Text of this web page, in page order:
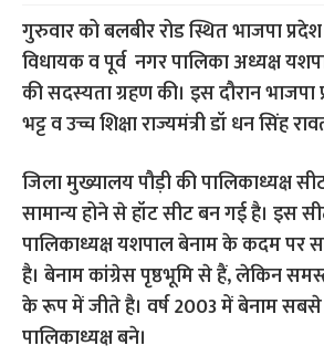
गुरुवार को बलबीर रोड स्थित भाजपा
विधायक व पूर्व नगर पालिका अध्यक्ष
की सदस्यता ग्रहण की। इस दौरान
भट्ट व उच्च शिक्षा राज्यमंत्री डॉ धन सिंह
जिला मुख्यालय पौड़ी की पालिकाध्यक्ष
सामान्य होने से हॉट सीट बन गई है। इस
पालिकाध्यक्ष यशपाल बेनाम के कदम पर
है। बेनाम कांग्रेस पृष्ठभूमि से हैं, लेकिन
के रूप में जीते है। वर्ष 2003 में बेनाम सबसे
पालिकाध्यक्ष बने।